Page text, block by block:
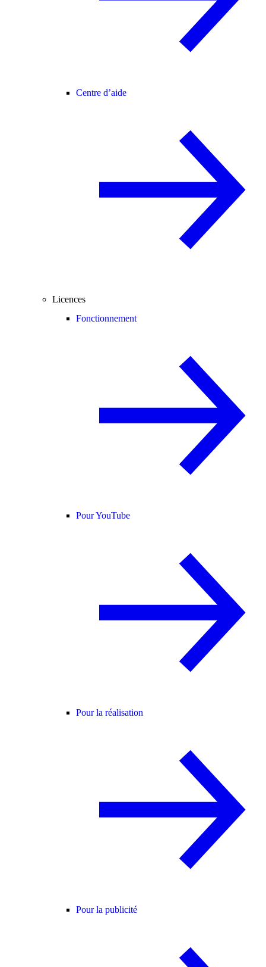
Centre d’aide
Licences
Fonctionnement
Pour YouTube
Pour la réalisation
Pour la publicité